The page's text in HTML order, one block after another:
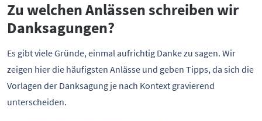
Zu welchen Anlässen schreiben wir
Danksagungen?
Es gibt viele Gründe, einmal aufrichtig Danke zu sagen. Wir
zeigen hier die häufigsten Anlässe und geben Tipps, da sich die
Vorlagen der Danksagung je nach Kontext gravierend
unterscheiden.